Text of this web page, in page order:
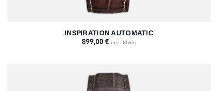
INSPIRATION AUTOMATIC
899,00 € inkl. MwSt